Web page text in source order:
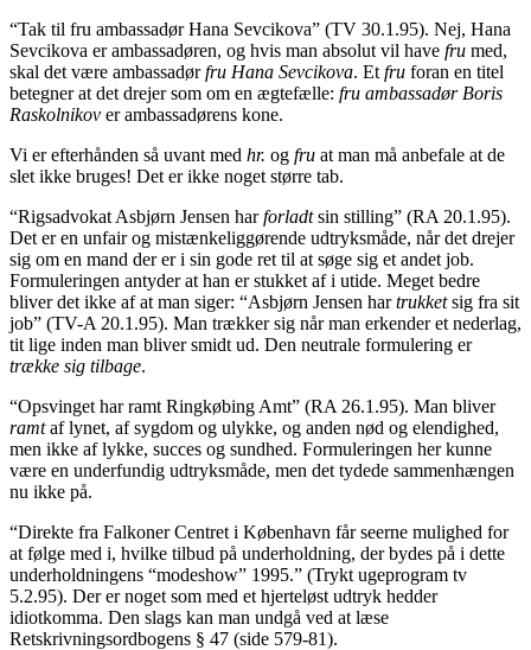
“Tak til fru ambassadør Hana Sevcikova” (TV 30.1.95). Nej, Hana
Sevcikova er ambassadøren, og hvis man absolut vil have fru med,
skal det være ambassadørfru Hana Sevcikova. Et fru foran en titel
betegner at det drejer som om en ægtefælle: fru ambassadør Boris
Raskolnikov er ambassadørens kone.
Vi er efterhånden så uvant med hr. og fru at man må anbefale at de
slet ikke bruges! Det er ikke noget større tab.
“Rigsadvokat Asbjørn Jensen harforladtsin stilling” (RA 20.1.95).
Det er en unfair og mistænkeliggørende udtryksmåde, når det drejer
sig om en mand der er i sin gode ret til at søge sig et andet job.
Formuleringen antyder at han er stukket af i utide. Meget bedre
bliver det ikke af at man siger: “Asbjørn Jensen hartrukketsig fra sit
job” (TV-A 20.1.95). Man trækker sig når man erkender et nederlag,
tit lige inden man bliver smidt ud. Den neutrale formulering er
trække sig tilbage.
“Opsvinget har ramt Ringkøbing Amt” (RA 26.1.95). Man bliver
ramtaf lynet, af sygdom og ulykke, og anden nød og elendighed,
men ikke af lykke, succes og sundhed. Formuleringen her kunne
være en underfundig udtryksmåde, men det tydede sammenhængen
nu ikke på.
“Direkte fra Falkoner Centret i København får seerne mulighed for
at følge med i, hvilke tilbud på underholdning, der bydes på i dette
underholdningens “modeshow” 1995.” (Trykt ugeprogram tv
5.2.95). Der er noget som med et hjerteløst udtryk hedder
idiotkomma. Den slags kan man undgå ved at læse
Retskrivningsordbogens § 47 (side 579-81).